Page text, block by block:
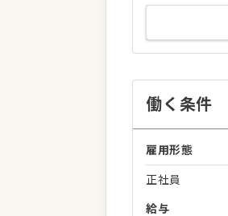
働く条件
雇用形態
正社員
給与